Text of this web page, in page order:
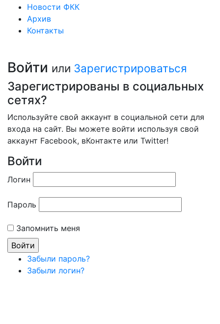
Новости ФКК
Архив
Контакты
Войти или Зарегистрироваться
Зарегистрированы в социальных
сетях?
Используйте свой аккаунт в социальной сети для
входа на сайт. Вы можете войти используя свой
аккаунт Facebook, вКонтакте или Twitter!
Войти
Логин
Пароль
Запомнить меня
Забыли пароль?
Забыли логин?